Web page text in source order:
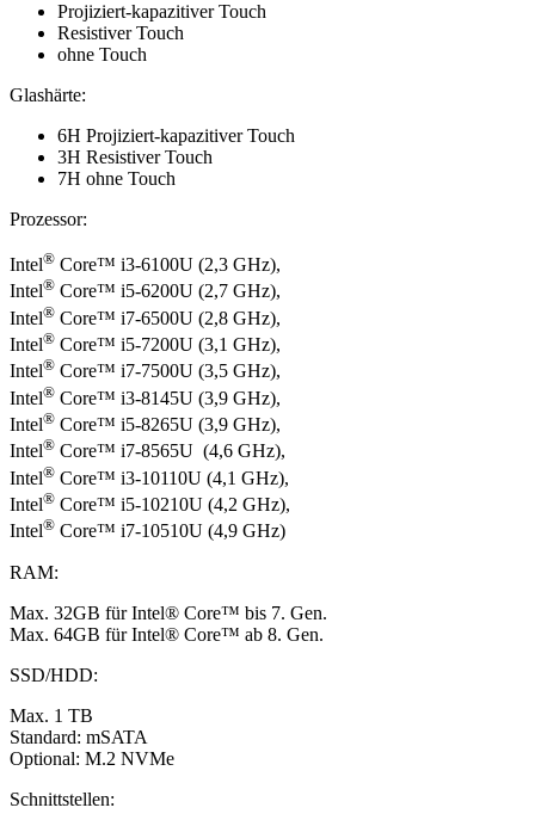
Projiziert-kapazitiver Touch
Resistiver Touch
ohne Touch
Glashärte:
6H Projiziert-kapazitiver Touch
3H Resistiver Touch
7H ohne Touch
Prozessor:
Intel® Core™ i3-6100U (2,3 GHz),
Intel® Core™ i5-6200U (2,7 GHz),
Intel® Core™ i7-6500U (2,8 GHz),
Intel® Core™ i5-7200U (3,1 GHz),
Intel® Core™ i7-7500U (3,5 GHz),
Intel® Core™ i3-8145U (3,9 GHz),
Intel® Core™ i5-8265U (3,9 GHz),
Intel® Core™ i7-8565U (4,6 GHz),
Intel® Core™ i3-10110U (4,1 GHz),
Intel® Core™ i5-10210U (4,2 GHz),
Intel® Core™ i7-10510U (4,9 GHz)
RAM:
Max. 32GB für Intel® Core™ bis 7. Gen.
Max. 64GB für Intel® Core™ ab 8. Gen.
SSD/HDD:
Max. 1 TB
Standard: mSATA
Optional: M.2 NVMe
Schnittstellen: